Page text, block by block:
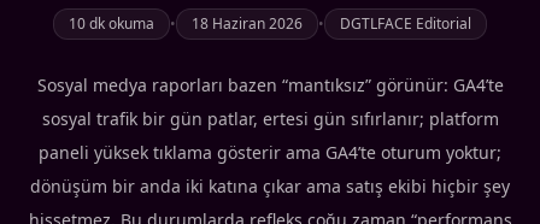
10 dk okuma • 18 Haziran 2026 • DGTLFACE Editorial
Sosyal medya raporları bazen “mantıksız” görünür: GA4’te
sosyal trafik bir gün patlar, ertesi gün sıfırlanır; platform
paneli yüksek tıklama gösterir ama GA4’te oturum yoktur;
dönüşüm bir anda iki katına çıkar ama satış ekibi hiçbir şey